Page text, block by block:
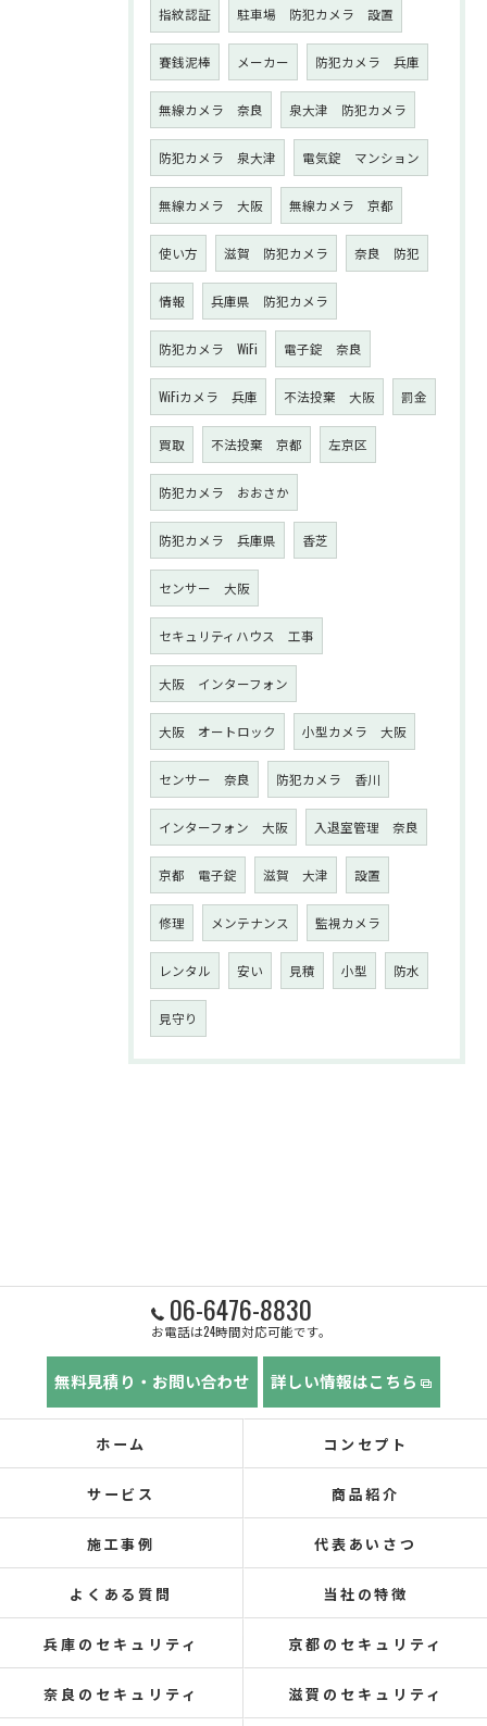
指紋認証 駐車場 防犯カメラ 設置
賽銭泥棒 メーカー 防犯カメラ 兵庫
無線カメラ 奈良 泉大津 防犯カメラ
防犯カメラ 泉大津 電気錠 マンション
無線カメラ 大阪 無線カメラ 京都
使い方 滋賀 防犯カメラ 奈良 防犯
情報 兵庫県 防犯カメラ
防犯カメラ WiFi 電子錠 奈良
WiFiカメラ 兵庫 不法投棄 大阪 罰金
買取 不法投棄 京都 左京区
防犯カメラ おおさか
防犯カメラ 兵庫県 香芝
センサー 大阪
セキュリティハウス 工事
大阪 インターフォン
大阪 オートロック 小型カメラ 大阪
センサー 奈良 防犯カメラ 香川
インターフォン 大阪 入退室管理 奈良
京都 電子錠 滋賀 大津 設置
修理 メンテナンス 監視カメラ
レンタル 安い 見積 小型 防水
見守り
06-6476-8830
お電話は24時間対応可能です。
無料見積り・お問い合わせ 詳しい情報はこちら
ホーム コンセプト
サービス 商品紹介
施工事例 代表あいさつ
よくある質問 当社の特徴
兵庫のセキュリティ 京都のセキュリティ
奈良のセキュリティ 滋賀のセキュリティ